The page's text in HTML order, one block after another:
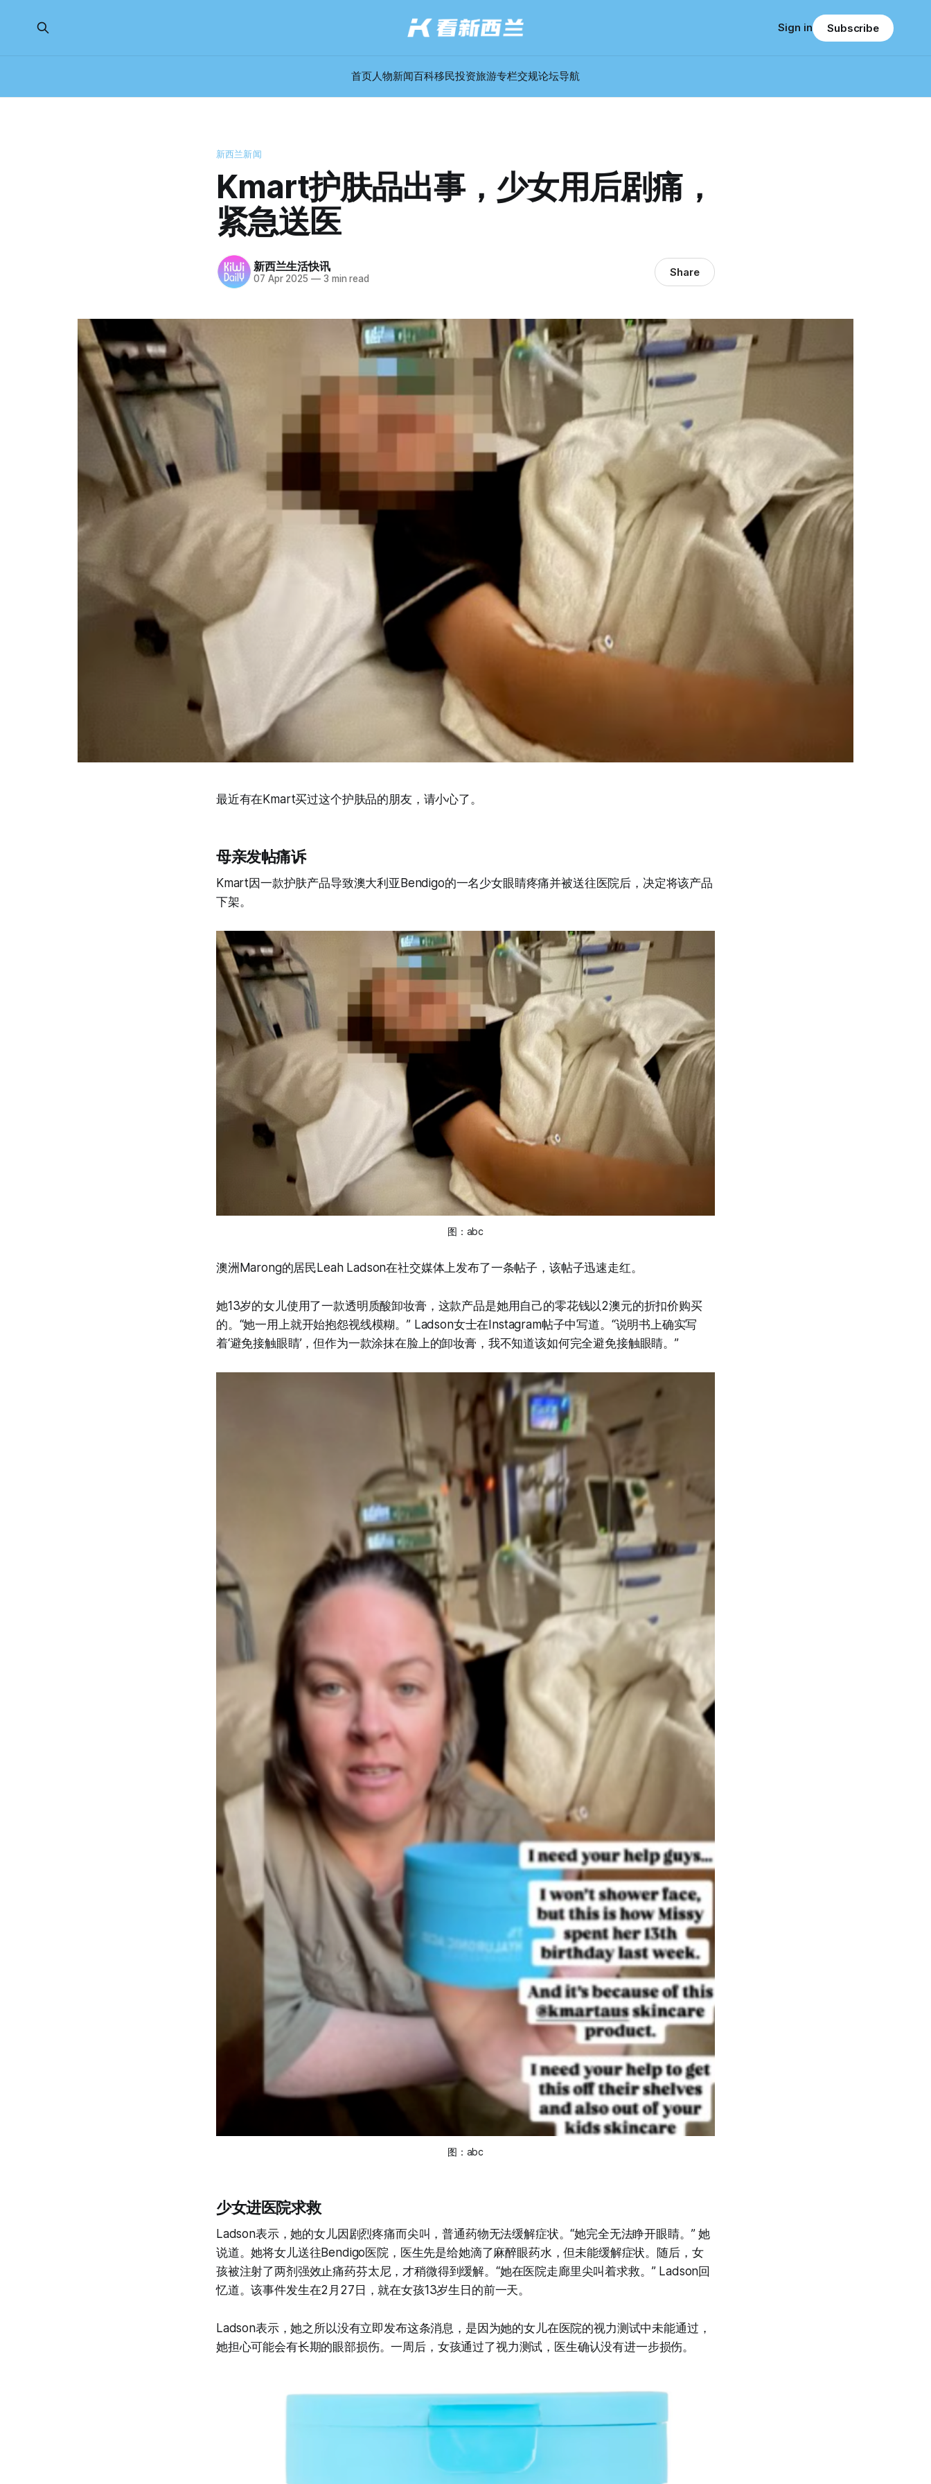
首页人物新闻百科移民投资旅游专栏交规论坛导航
Sign in Subscribe
新西兰新闻
Kmart护肤品出事，少女用后剧痛，
紧急送医
新西兰生活快讯
07 Apr 2025 —3 min read Share
最近有在Kmart买过这个护肤品的朋友，请小心了。
母亲发帖痛诉
Kmart因一款护肤产品导致澳大利亚Bendigo的一名少女眼睛疼痛并被送往医院后，决定将该产品
下架。
图： abc
澳洲Marong的居民Leah Ladson在社交媒体上发布了一条帖子，该帖子迅速走红。
她13岁的女儿使用了一款透明质酸卸妆膏，这款产品是她用自己的零花钱以2澳元的折扣价购买
的。“她一用上就开始抱怨视线模糊。” Ladson女士在Instagram帖子中写道。“说明书上确实写
着‘避免接触眼睛’，但作为一款涂抹在脸上的卸妆膏，我不知道该如何完全避免接触眼睛。”
图： abc
少女进医院求救
Ladson表示，她的女儿因剧烈疼痛而尖叫，普通药物无法缓解症状。“她完全无法睁开眼睛。” 她
说道。她将女儿送往Bendigo医院，医生先是给她滴了麻醉眼药水，但未能缓解症状。随后，女
孩被注射了两剂强效止痛药芬太尼，才稍微得到缓解。“她在医院走廊里尖叫着求救。” Ladson回
忆道。该事件发生在2月27日，就在女孩13岁生日的前一天。
Ladson表示，她之所以没有立即发布这条消息，是因为她的女儿在医院的视力测试中未能通过，
她担心可能会有长期的眼部损伤。一周后，女孩通过了视力测试，医生确认没有进一步损伤。